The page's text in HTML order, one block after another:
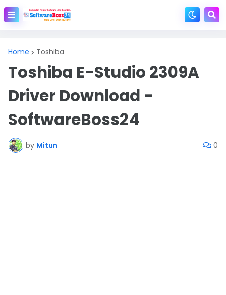
Home Toshiba
Toshiba E-Studio 2309A
Driver Download -
SoftwareBoss24
by Mitun 0